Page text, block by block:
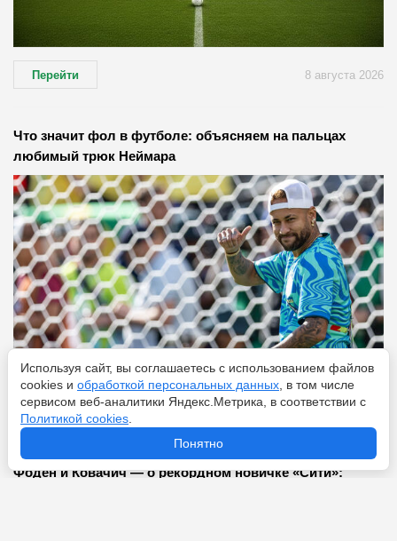
Перейти 8 августа 2026
Что значит фол в футболе: объясняем на пальцах
любимый трюк Неймара
Перейти
Фоден и Ковачич — о рекордном новичке «Сити»:
Используя сайт, вы соглашаетесь с использованием файлов
cookies и обработкой персональных данных , в том числе
сервисом веб-аналитики Яндекс.Метрика, в соответствии с
Политикой cookies
Понятно